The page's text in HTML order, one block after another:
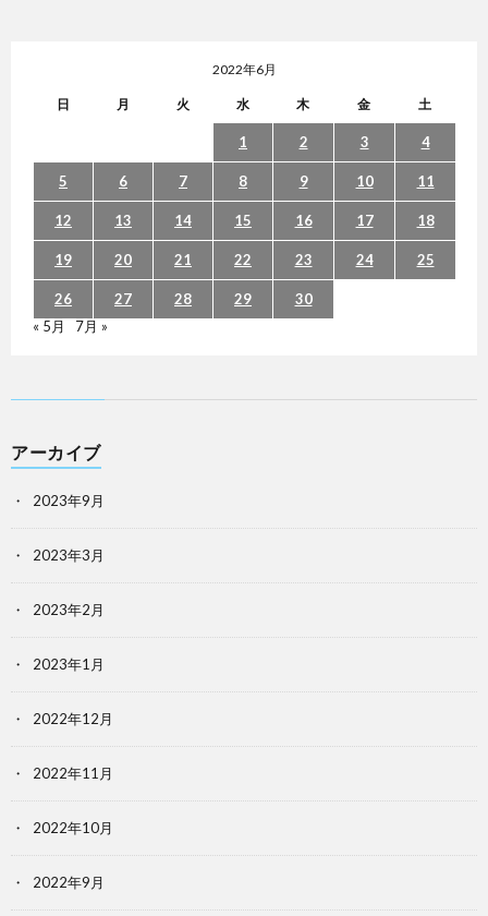
2022年6月
日 月 火 水 木 金 土
1 2 3 4
5 6 7 8 9 10 11
12 13 14 15 16 17 18
19 20 21 22 23 24 25
26 27 28 29
30
« 5月
7月 »
アーカイブ
2023年9月
2023年3月
2023年2月
2023年1月
2022年12月
2022年11月
2022年10月
2022年9月